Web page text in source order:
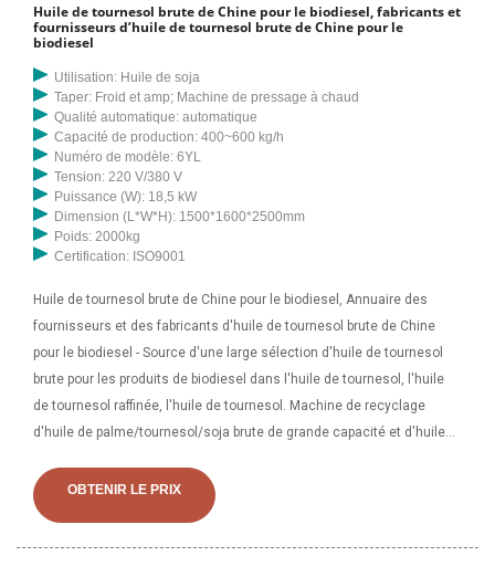
Huile de tournesol brute de Chine pour le biodiesel, fabricants et
fournisseurs d’huile de tournesol brute de Chine pour le
biodiesel
Utilisation: Huile de soja
Taper: Froid et amp; Machine de pressage à chaud
Qualité automatique: automatique
Capacité de production: 400~600 kg/h
Numéro de modèle: 6YL
Tension: 220 V/380 V
Puissance (W): 18,5 kW
Dimension (L*W*H): 1500*1600*2500mm
Poids: 2000kg
Certification: ISO9001
Huile de tournesol brute de Chine pour le biodiesel, Annuaire des
fournisseurs et des fabricants d'huile de tournesol brute de Chine
pour le biodiesel - Source d'une large sélection d'huile de tournesol
brute pour les produits de biodiesel dans l'huile de tournesol, l'huile
de tournesol raffinée, l'huile de tournesol. Machine de recyclage
d'huile de palme/tournesol/soja brute de grande capacité et d'huile
Machine de recyclage d'huile de palme/tournesol/soja brute de
grande capacité et d'huile moteur pour biocarburant biodiesel
OBTENIR LE PRIX